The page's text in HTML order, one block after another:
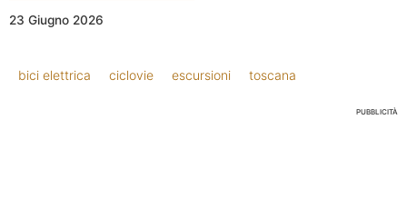
23 Giugno 2026
bici elettrica ciclovie escursioni toscana
PUBBLICITÀ